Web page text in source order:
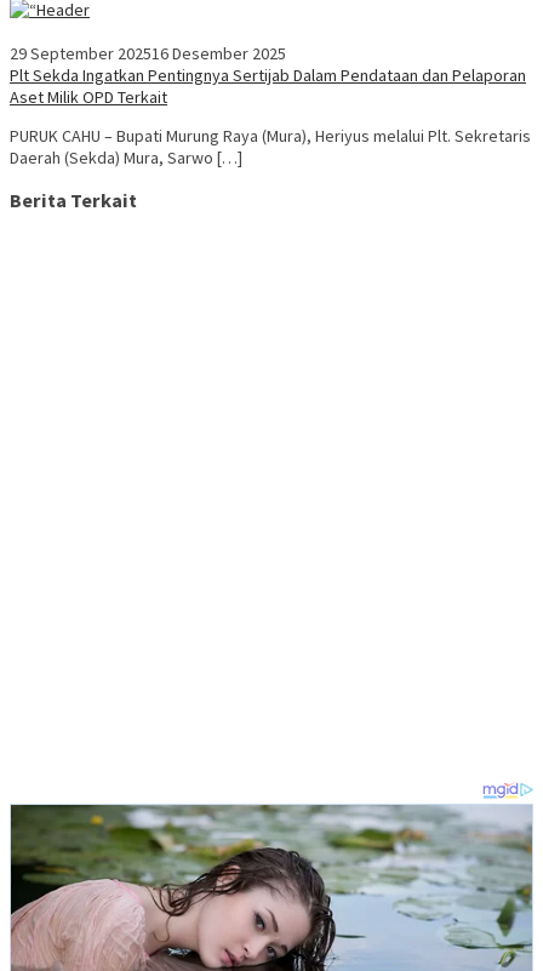
29 September 202516 Desember 2025
Plt Sekda Ingatkan Pentingnya Sertijab Dalam Pendataan dan Pelaporan
Aset Milik OPD Terkait
PURUK CAHU – Bupati Murung Raya (Mura), Heriyus melalui Plt. Sekretaris
Daerah (Sekda) Mura, Sarwo […]
Berita Terkait